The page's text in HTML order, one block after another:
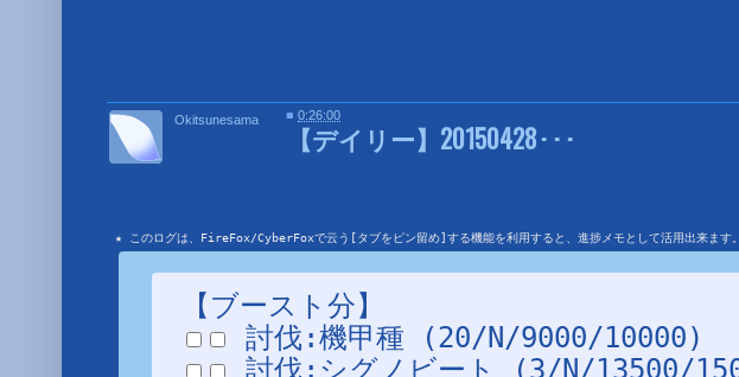
【デイリー】20150428･･･
★ このログは、FireFox/CyberFoxで云う[タブをピン留め]する機能を利用すると、進捗メモとして活用出来ます。
【ブースト分】
Okitsunesama ■0:26:00